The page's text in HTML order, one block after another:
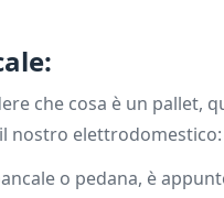
che cosa è un pallet,
nostro elettrodomestico:
o pedana, è